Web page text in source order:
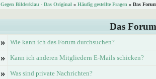
Gegen Bilderklau - Das Original » Häufig gestellte Fragen » Das
Das
»
Wie kann ich das Forum durchsuchen?
» Kann ich anderen Mitgliedern E-Mails schicken?
» Was sind private Nachrichten?